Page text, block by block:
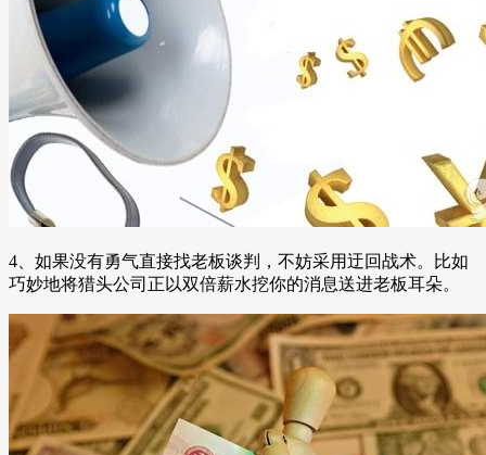
4、如果没有勇气直接找老板谈判，不妨采用迂回战术。比如
巧妙地将猎头公司正以双倍薪水挖你的消息送进老板耳朵。